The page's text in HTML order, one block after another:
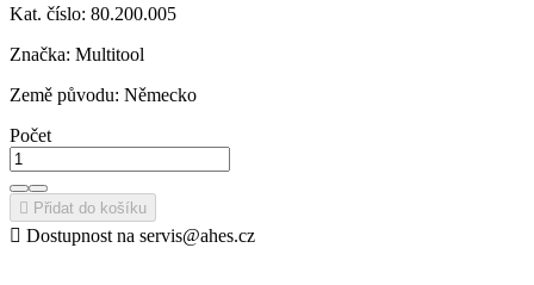
Kat. číslo: 80.200.005
Značka: Multitool
Země původu: Německo
Počet
 Přidat do košíku
 Dostupnost na servis@ahes.cz